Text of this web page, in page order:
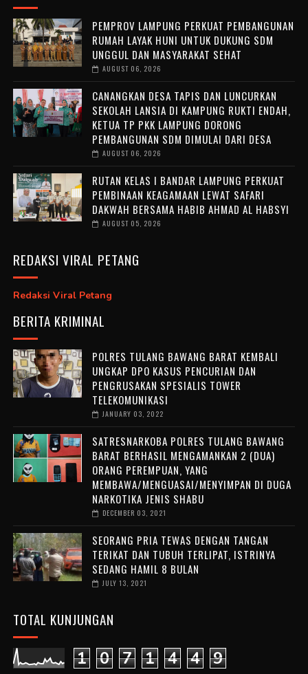
PEMPROV LAMPUNG PERKUAT PEMBANGUNAN
RUMAH LAYAK HUNI UNTUK DUKUNG SDM
UNGGUL DAN MASYARAKAT SEHAT
AUGUST 06, 2026
CANANGKAN DESA TAPIS DAN LUNCURKAN
SEKOLAH LANSIA DI KAMPUNG RUKTI ENDAH,
KETUA TP PKK LAMPUNG DORONG
PEMBANGUNAN SDM DIMULAI DARI DESA
AUGUST 06, 2026
RUTAN KELAS I BANDAR LAMPUNG PERKUAT
PEMBINAAN KEAGAMAAN LEWAT SAFARI
DAKWAH BERSAMA HABIB AHMAD AL HABSYI
AUGUST 05, 2026
REDAKSI VIRAL PETANG
Redaksi Viral Petang
BERITA KRIMINAL
POLRES TULANG BAWANG BARAT KEMBALI
UNGKAP DPO KASUS PENCURIAN DAN
PENGRUSAKAN SPESIALIS TOWER
TELEKOMUNIKASI
JANUARY 03, 2022
SATRESNARKOBA POLRES TULANG BAWANG
BARAT BERHASIL MENGAMANKAN 2 (DUA)
ORANG PEREMPUAN, YANG
MEMBAWA/MENGUASAI/MENYIMPAN DI DUGA
NARKOTIKA JENIS SHABU
DECEMBER 03, 2021
SEORANG PRIA TEWAS DENGAN TANGAN
TERIKAT DAN TUBUH TERLIPAT, ISTRINYA
SEDANG HAMIL 8 BULAN
JULY 13, 2021
TOTAL KUNJUNGAN
1 0 7 1 4 4 9